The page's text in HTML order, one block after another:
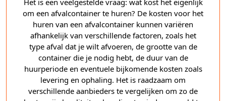
om een afvalcontainer te huren? De kosten voor het
huren van een afvalcontainer kunnen variëren
afhankelijk van verschillende factoren, zoals het
type afval dat je wilt afvoeren, de grootte van de
container die je nodig hebt, de duur van de
huurperiode en eventuele bijkomende kosten zoals
levering en ophaling. Het is raadzaam om
verschillende aanbieders te vergelijken om zo de